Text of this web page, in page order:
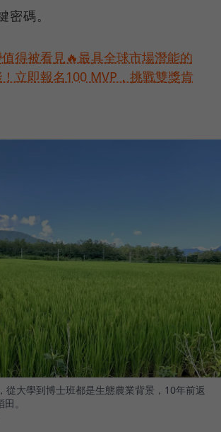
密碼。
得被看見🔥最具全球市場潛能的
立即報名100 MVP，挑戰雙獎肯
從大學到博士班都是生態農業背景，10年前返
。